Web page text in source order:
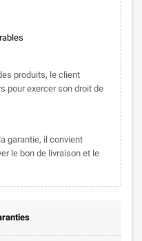
produits, le client
pour exercer son droit de
garantie, il convient
le bon de livraison et le